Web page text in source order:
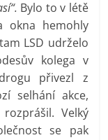
Bylo to v létě
okna hemohly
LSD udrželo
kolega v
přivezl z
selhání akce,
Velký
se pak